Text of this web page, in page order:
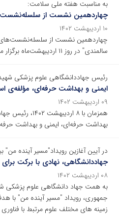
به مناسبت هفته ملی سلامت:
چهاردهمین نشست از
۱۰ اردیبهشت ۱۴۰۲
سالمندی" در روز ۱۱ اردیبهشت‌ماه برگزار می‌شود.
رئیس جهاددانشگاهی علوم پزشکی
ایمنی و بهداشت حرفه‌ای،
۰۹ اردیبهشت ۱۴۰۲
همزمان با ۸
بهداشت حرفه‌ای، ایمنی و بهداشت
در آیین آغازین رویداد"مسیر آینده من"
جهاددانشگاهی، نهادی با برکت
۰۸ اردیبهشت ۱۴۰۲
به همت جهاد دانشگاهی علوم پزشکی
جمهوری، رویداد "مسیر آینده من" با
زمینه های مختلف علوم مرتبط با فناوری